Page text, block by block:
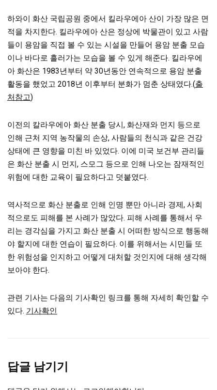
하와이 화산 국립공원 중에서 킬라우에아 산이 가장 많은 면
적을 차지한다. 킬라우에아 산은 정상에 박물관이 있고 사람
들이 용암을 직접 볼 수 있는 시설을 만들어 용암 분출 모습
이나 바다로 흘러가는 모습을 볼 수 있게 해준다. 킬라우에
아 화산은 1983년부터 약 30년동안 연속적으로 용암 분출
활동을 했었고 2018년 이후부터 분화가 멈춘 상태였다.(출
처참고)
이전의 칼라우에아 화산 분출 당시, 화산재와 먼지 등으로
인해 근처 지역 농작물의 손상, 사람들의 천식과 같은 건강
상태에 큰 영향을 미친 바 있었다. 이에 미국 보건부 관리들
은 화산 분출 시 먼지, 스모그 등으로 인해 나오는 잠재적인
위험에 대한 교육이 필요하다고 덧붙였다.
역사적으로 화산 분출로 인해 인명 뿐만 아니라 경제, 사회
적으로도 피해를 본 사례가 많았다. 피해 사례를 통해서 우
리는 경각심을 가지고 화산 분출 시 어떠한 방식으로 행동해
야 할지에 대한 연습이 필요하다. 이를 위해서는 시민들 또
한 위험성을 인지하고 어떻게 대처할 것인지에 대해 생각해
보아야 한다.
관련 기사는 다음의 기사확인 링크를 통해 자세히 확인할 수
있다. 기사확인
답글 남기기